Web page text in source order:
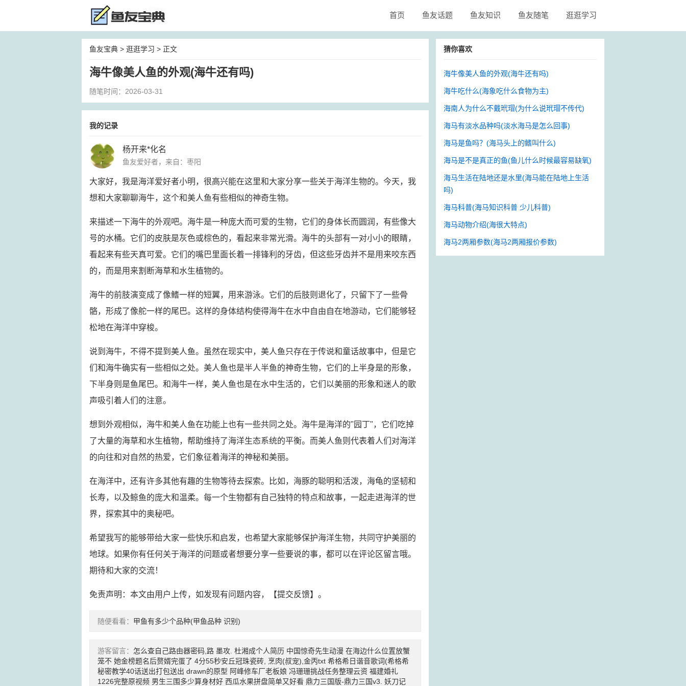
首页 鱼友话题 鱼友知识 鱼友随笔 逛逛学习
鱼友宝典 > 逛逛学习 > 正文
海牛像美人鱼的外观(海牛还有吗)
随笔时间：2026-03-31
我的记录
杨开来*化名
鱼友爱好者，来自：枣阳
大家好，我是海洋爱好者小明，很高兴能在这里和大家分享一些关于海洋生物的。今天，我
想和大家聊聊海牛，这个和美人鱼有些相似的神奇生物。
来描述一下海牛的外观吧。海牛是一种庞大而可爱的生物，它们的身体长而圆润，有些像大
号的水桶。它们的皮肤是灰色或棕色的，看起来非常光滑。海牛的头部有一对小小的眼睛，
看起来有些天真可爱。它们的嘴巴里面长着一排锋利的牙齿，但这些牙齿并不是用来咬东西
的，而是用来割断海草和水生植物的。
海牛的前肢演变成了像鳍一样的短翼，用来游泳。它们的后肢则退化了，只留下了一些骨
骼，形成了像舵一样的尾巴。这样的身体结构使得海牛在水中自由自在地游动，它们能够轻
松地在海洋中穿梭。
说到海牛，不得不提到美人鱼。虽然在现实中，美人鱼只存在于传说和童话故事中，但是它
们和海牛确实有一些相似之处。美人鱼也是半人半鱼的神奇生物，它们的上半身是的形象，
下半身则是鱼尾巴。和海牛一样，美人鱼也是在水中生活的，它们以美丽的形象和迷人的歌
声吸引着人们的注意。
想到外观相似，海牛和美人鱼在功能上也有一些共同之处。海牛是海洋的"园丁"，它们吃掉
了大量的海草和水生植物，帮助维持了海洋生态系统的平衡。而美人鱼则代表着人们对海洋
的向往和对自然的热爱，它们象征着海洋的神秘和美丽。
在海洋中，还有许多其他有趣的生物等待去探索。比如，海豚的聪明和活泼，海龟的坚韧和
长寿，以及鲸鱼的庞大和温柔。每一个生物都有自己独特的特点和故事，一起走进海洋的世
界，探索其中的奥秘吧。
希望我写的能够带给大家一些快乐和启发，也希望大家能够保护海洋生物，共同守护美丽的
地球。如果你有任何关于海洋的问题或者想要分享一些要说的事，都可以在评论区留言哦。
期待和大家的交流！
免责声明：本文由用户上传，如发现有问题内容，【提交反馈】。
随便看看： 甲鱼有多少个品种(甲鱼品种 识别)
游客留言： 怎么查自己路由器密码,路 墨攻. 杜湘成个人简历 中国惊奇先生动漫 在海边什么位置放蟹
笼不 她金榜题名后赘婿完蛋了 4分55秒安丘冠珠瓷砖, 烹肉(叔宠),金丙txt 希格希日谐音歌词(希格希
秘密教学40话送出打包送出 drawn的原型 阿峰修车厂老板娘 冯珊珊挑战任务整理云资 福建婚礼
1226完整原视频 男生三围多少算身材好 西瓜水果拼盘简单又好看 鼎力三国版-鼎力三国v3. 妖刀记
猜你喜欢
海牛像美人鱼的外观(海牛还有吗)
海牛吃什么(海象吃什么食物为主)
海南人为什么不戴玳瑁(为什么说玳瑁不传代)
海马有淡水品种吗(淡水海马是怎么回事)
海马是鱼吗？(海马头上的鳍叫什么)
海马是不是真正的鱼(鱼儿什么时候最容易缺氧)
海马生活在陆地还是水里(海马能在陆地上生活
吗)
海马科普(海马知识科普 少儿科普)
海马动物介绍(海很大特点)
海马2两厢参数(海马2两厢报价参数)